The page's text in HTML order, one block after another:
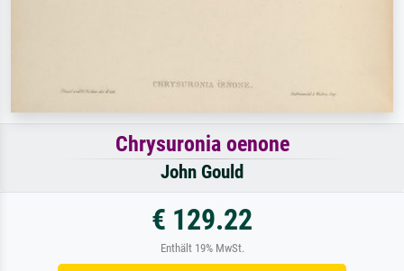
Chrysuronia oenone
John Gould
€ 129.22
Enthält 19% MwSt.